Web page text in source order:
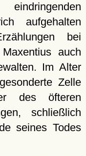
aufgehalten
bei
auch
Im Alter
Zelle
des öfteren
schließlich
seines Todes